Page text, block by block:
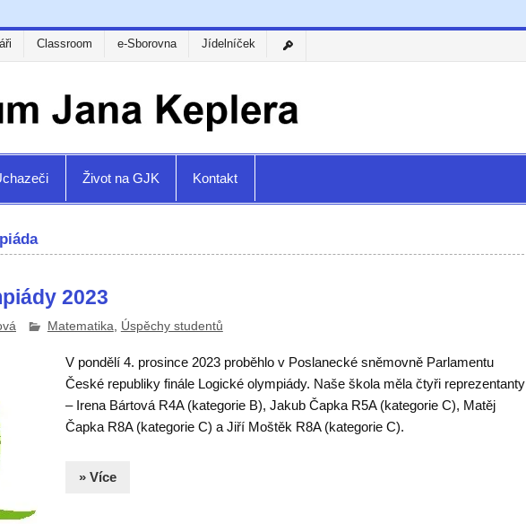
Classroom e-Sborovna Jídelníček
Život na GJK Kontakt
2023
Matematika Úspěchy studentů
V pondělí 4. prosince 2023 proběhlo v Poslanecké sněmovně Parlamentu
České republiky finále Logické olympiády. Naše škola měla čtyři reprezentanty
– Irena Bártová R4A (kategorie B), Jakub Čapka R5A (kategorie C), Matěj
Čapka R8A (kategorie C) a Jiří Moštěk R8A (kategorie C).
» Více